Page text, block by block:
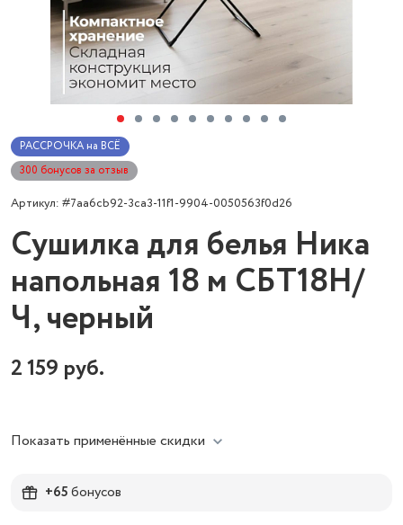
РАССРОЧКА на ВСЁ
300 бонусов за отзыв
Артикул: #7aa6cb92-3ca3-11f1-9904-0050563f0d26
Сушилка для белья Ника
напольная 18 м СБТ18Н/
Ч, черный
2 159 руб.
Показать применённые скидки
+65бонусов